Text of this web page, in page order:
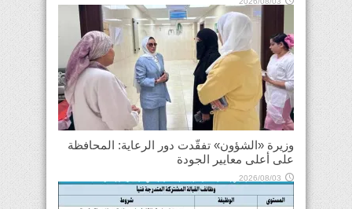
وزيرة «الشؤون» تفقّدت دور الرعاية: المحافظة
على أعلى معايير الجودة
2026/08/03